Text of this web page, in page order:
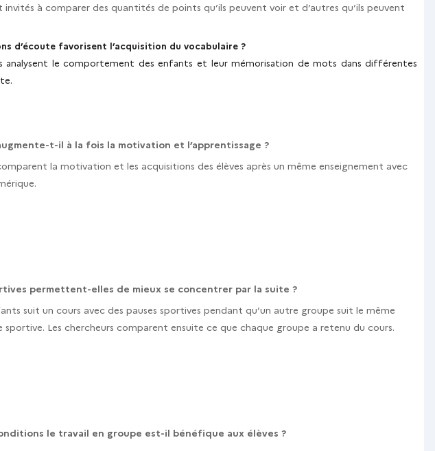
invités à comparer des quantités de points qu’ils peuvent voir et d’autres qu’ils peuvent
d’écoute favorisent l’acquisition du vocabulaire ?
analysent le comportement des enfants et leur mémorisation de mots dans différentes
t-il à la fois la motivation et l’apprentissage ?
la motivation et les acquisitions des élèves après un même enseignement avec
permettent-elles de mieux se concentrer par la suite ?
suit un cours avec des pauses sportives pendant qu’un autre groupe suit le même
sportive. Les chercheurs comparent ensuite ce que chaque groupe a retenu du cours.
le travail en groupe est-il bénéfique aux élèves ?